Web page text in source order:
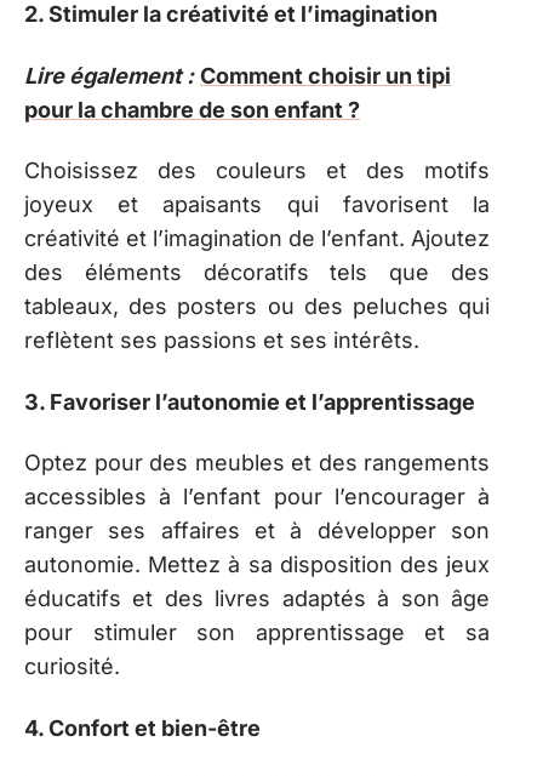
2. Stimuler la créativité et l’imagination
Lire également : Comment choisir un tipi
pour la chambre de son enfant ?
Choisissez des couleurs et des motifs
joyeux et apaisants qui favorisent la
créativité et l’imagination de l’enfant. Ajoutez
des éléments décoratifs tels que des
tableaux, des posters ou des peluches qui
reflètent ses passions et ses intérêts.
3. Favoriser l’autonomie et l’apprentissage
Optez pour des meubles et des rangements
accessibles à l’enfant pour l’encourager à
ranger ses affaires et à développer son
autonomie. Mettez à sa disposition des jeux
éducatifs et des livres adaptés à son âge
pour stimuler son apprentissage et sa
curiosité.
4. Confort et bien-être